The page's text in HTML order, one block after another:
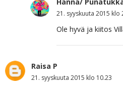
21. syyskuuta 2015 klo
Ole hyvä ja kiitos
Raisa P
21. syyskuuta 2015 klo 10.23